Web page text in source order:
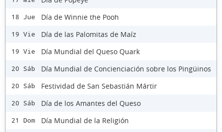
18 Jue Día de Winnie the Pooh
19 Vie Día de las Palomitas de Maíz
19 Vie Día Mundial del Queso Quark
20 Sáb Día Mundial de Concienciación sobre los Pingüinos
20 Sáb Festividad de San Sebastián Mártir
20 Sáb Día de los Amantes del Queso
21 Dom Día Mundial de la Religión